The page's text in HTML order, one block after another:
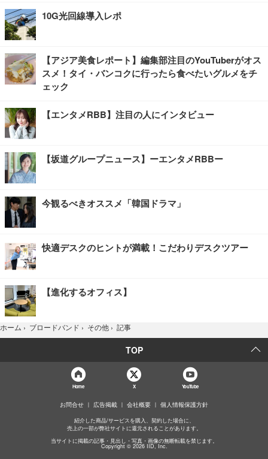
10G光回線導入レポ
【アジア美食レポート】編集部注目のYouTuberがオス
スメ！タイ・バンコクに行ったら食べたいグルメをチ
ェック
【エンタメRBB】注目の人にインタビュー
【坂道グループニュース】ーエンタメRBBー
今観るべきオススメ「韓国ドラマ」
快適デスクのヒントが満載！こだわりデスクツアー
【進化するオフィス】
ホーム › ブロードバンド › その他 › 記事
TOP
Home X YouTube
お問合せ 広告掲載 会社概要 個人情報保護方針
紹介した商品/サービスを購入、契約した場合に、
売上の一部が弊社サイトに還元されることがあります。
当サイトに掲載の記事・見出し・写真・画像の無断転載を禁じます。
Copyright © 2026 IID, Inc.